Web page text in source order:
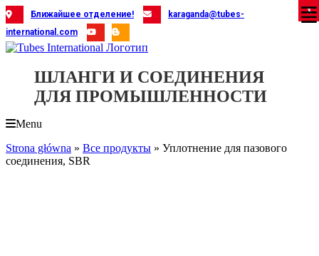
Skip
to
content
Ближайшее отделение!
karaganda@tubes-
international.com
ШЛАНГИ И СОЕДИНЕНИЯ
ДЛЯ ПРОМЫШЛЕННОСТИ
Menu
Strona główna » Все продукты » Уплотнение для пазового
соединения, SBR
X
X
X
X
X
X
X
X
X
X
X
X
X
X
X
X
X
X
X